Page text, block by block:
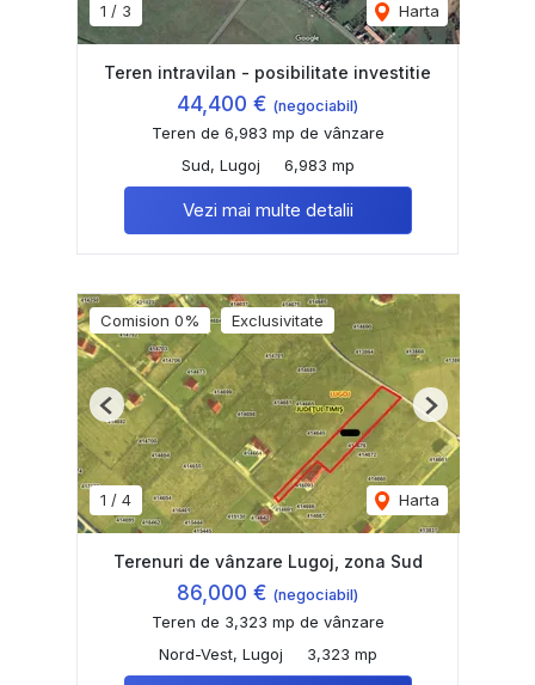
1 / 3 Harta
Teren intravilan - posibilitate investitie
44,400 € (negociabil)
Teren de 6,983 mp de vânzare
Sud, Lugoj
6,983 mp
Vezi mai multe detalii
Comision 0% Exclusivitate
1 / 4 Harta
Previous Next
Terenuri de vânzare Lugoj, zona Sud
86,000 € (negociabil)
Teren de 3,323 mp de vânzare
Nord-Vest, Lugoj
3,323 mp